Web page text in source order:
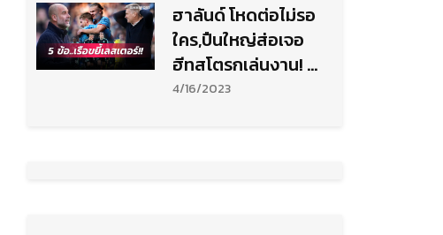
ฮาลันด์ โหดต่อไม่รอ
ใคร,ปืนใหญ่ส่อเจอ
ฮีทสโตรกเล่นงาน! 5
ข้อ แมนซิตี้ ขยี้ เลส
4/16/2023